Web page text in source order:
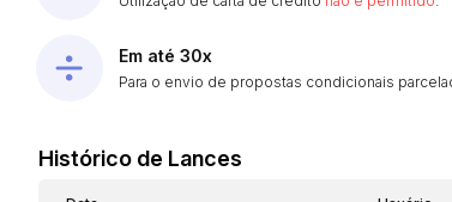
Em até 30x
Para o envio de propostas condicionais
Histórico de Lances